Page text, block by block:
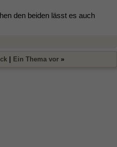
den beiden lässt es auch
| Ein Thema vor »